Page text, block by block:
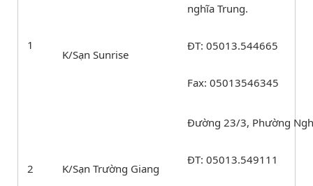
1
K/Sạn Sunrise
nghĩa Trung.
ĐT: 05013.544665
Fax: 05013546345
2 K/Sạn Trường Giang
Đường 23/3, Phường
ĐT: 05013.549111